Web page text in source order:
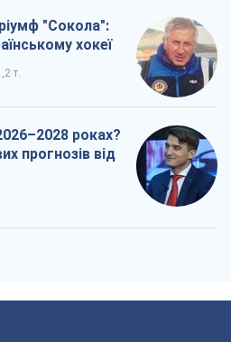
"Сокола":
хокеї
т.
роках?
прогнозів від